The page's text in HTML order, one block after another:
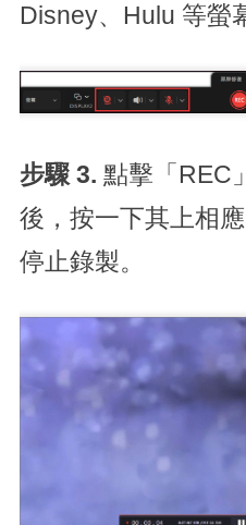
Disney、Hulu 等螢
步驟 3. 點擊「REC
後，按一下其上相
停止錄製。